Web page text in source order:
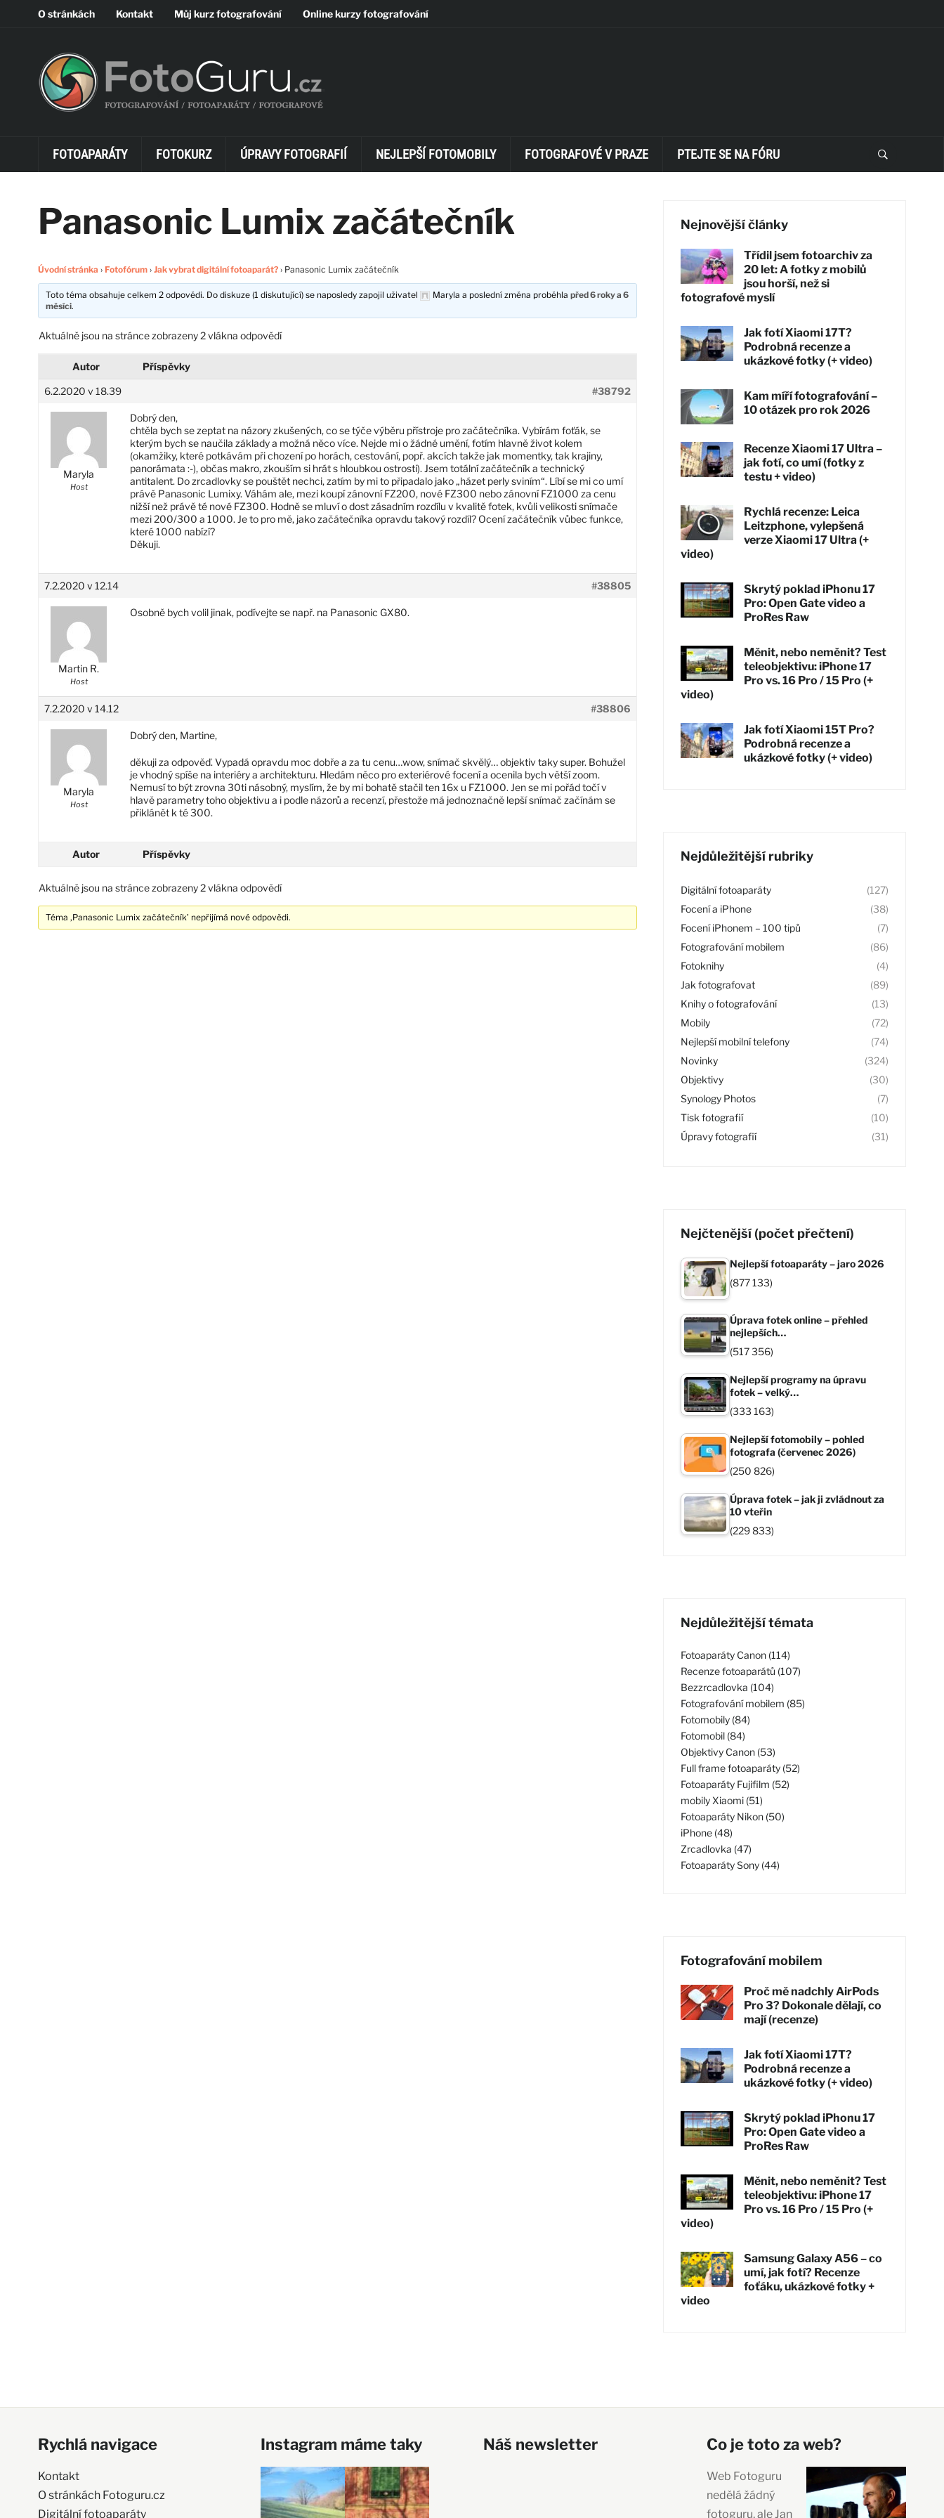
O stránkách Kontakt Můj kurz fotografování Online kurzy fotografování
FOTOAPARÁTY FOTOKURZ ÚPRAVY FOTOGRAFIÍ NEJLEPŠÍ FOTOMOBILY FOTOGRAFOVÉ V PRAZE PTEJTE SE NA FÓRU
Panasonic Lumix začátečník
Úvodní stránka › Fotofórum › Jak vybrat digitální fotoaparát? › Panasonic Lumix začátečník
Toto téma obsahuje celkem 2 odpovědi. Do diskuze (1 diskutující) se naposledy zapojil uživatel Maryla a poslední změna proběhlapřed 6 roky a 6
měsíci.
Aktuálně jsou na stránce zobrazeny 2 vlákna odpovědí
Autor Příspěvky
6.2.2020 v 18.39 #38792
Maryla
Host
Dobrý den,
chtěla bych se zeptat na názory zkušených, co se týče výběru přístroje pro začátečníka. Vybírám foťák, se
kterým bych se naučila základy a možná něco více. Nejde mi o žádné umění, fotím hlavně život kolem
(okamžiky, které potkávám při chození po horách, cestování, popř. akcích takže jak momentky, tak krajiny,
panorámata :-), občas makro, zkouším si hrát s hloubkou ostrosti). Jsem totální začátečník a technický
antitalent. Do zrcadlovky se pouštět nechci, zatím by mi to připadalo jako „házet perly sviním“. Líbí se mi co umí
právě Panasonic Lumixy. Váhám ale, mezi koupí zánovní FZ200, nové FZ300 nebo zánovní FZ1000 za cenu
nižší než právě té nové FZ300. Hodně se mluví o dost zásadním rozdílu v kvalitě fotek, kvůli velikosti snímače
mezi 200/300 a 1000. Je to pro mě, jako začátečníka opravdu takový rozdíl? Ocení začátečník vůbec funkce,
které 1000 nabízí?
Děkuji.
7.2.2020 v 12.14 #38805
Martin R.
Host
Osobně bych volil jinak, podívejte se např. na Panasonic GX80.
7.2.2020 v 14.12 #38806
Maryla
Host
Dobrý den, Martine,
děkuji za odpověď. Vypadá opravdu moc dobře a za tu cenu…wow, snímač skvělý… objektiv taky super. Bohužel
je vhodný spíše na interiéry a architekturu. Hledám něco pro exteriérové focení a ocenila bych větší zoom.
Nemusí to být zrovna 30ti násobný, myslím, že by mi bohatě stačil ten 16x u FZ1000. Jen se mi pořád točí v
hlavě parametry toho objektivu a i podle názorů a recenzí, přestože má jednoznačně lepší snímač začínám se
přiklánět k té 300.
Autor Příspěvky
Aktuálně jsou na stránce zobrazeny 2 vlákna odpovědí
Téma ‚Panasonic Lumix začátečník’ nepřijímá nové odpovědi.
Nejnovější články
Třídil jsem fotoarchiv za
20 let: A fotky z mobilů
jsou horší, než si
fotografové myslí
Jak fotí Xiaomi 17T?
Podrobná recenze a
ukázkové fotky (+ video)
Kam míří fotografování –
10 otázek pro rok 2026
Recenze Xiaomi 17 Ultra –
jak fotí, co umí (fotky z
testu + video)
Rychlá recenze: Leica
Leitzphone, vylepšená
verze Xiaomi 17 Ultra (+
video)
Skrytý poklad iPhonu 17
Pro: Open Gate video a
ProRes Raw
Měnit, nebo neměnit? Test
teleobjektivu: iPhone 17
Pro vs. 16 Pro / 15 Pro (+
video)
Jak fotí Xiaomi 15T Pro?
Podrobná recenze a
ukázkové fotky (+ video)
Nejdůležitější rubriky
Digitální fotoaparáty
(127)
Focení a iPhone
(38)
Focení iPhonem – 100 tipů
(7)
Fotografování mobilem
(86)
Fotoknihy
(4)
Jak fotografovat
(89)
Knihy o fotografování
(13)
Mobily
(72)
Nejlepší mobilní telefony
(74)
Novinky
(324)
Objektivy
(30)
Synology Photos
(7)
Tisk fotografií
(10)
Úpravy fotografií
(31)
Nejčtenější (počet přečtení)
Nejlepší fotoaparáty – jaro 2026
(877 133)
Úprava fotek online – přehled
nejlepších…
(517 356)
Nejlepší programy na úpravu
fotek – velký…
(333 163)
Nejlepší fotomobily – pohled
fotografa (červenec 2026)
(250 826)
Úprava fotek – jak ji zvládnout za
10 vteřin
(229 833)
Nejdůležitější témata
Fotoaparáty Canon (114)
Recenze fotoaparátů (107)
Bezzrcadlovka (104)
Fotografování mobilem (85)
Fotomobily (84)
Fotomobil (84)
Objektivy Canon (53)
Full frame fotoaparáty (52)
Fotoaparáty Fujifilm (52)
mobily Xiaomi (51)
Fotoaparáty Nikon (50)
iPhone (48)
Zrcadlovka (47)
Fotoaparáty Sony (44)
Fotografování mobilem
Proč mě nadchly AirPods
Pro 3? Dokonale dělají, co
mají (recenze)
Jak fotí Xiaomi 17T?
Podrobná recenze a
ukázkové fotky (+ video)
Skrytý poklad iPhonu 17
Pro: Open Gate video a
ProRes Raw
Měnit, nebo neměnit? Test
teleobjektivu: iPhone 17
Pro vs. 16 Pro / 15 Pro (+
video)
Samsung Galaxy A56 – co
umí, jak fotí? Recenze
foťáku, ukázkové fotky +
video
Rychlá navigace
Kontakt
O stránkách Fotoguru.cz
Digitální fotoaparáty
Instagram máme taky Náš newsletter Co je toto za web?
Web Fotoguru
nedělá žádný
fotoguru, ale Jan